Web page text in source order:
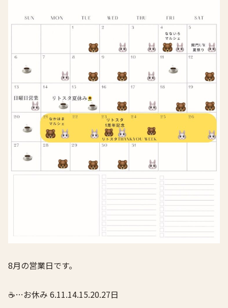
8月の営業日です。
☕️…お休み 6.11.14.15.20.27日